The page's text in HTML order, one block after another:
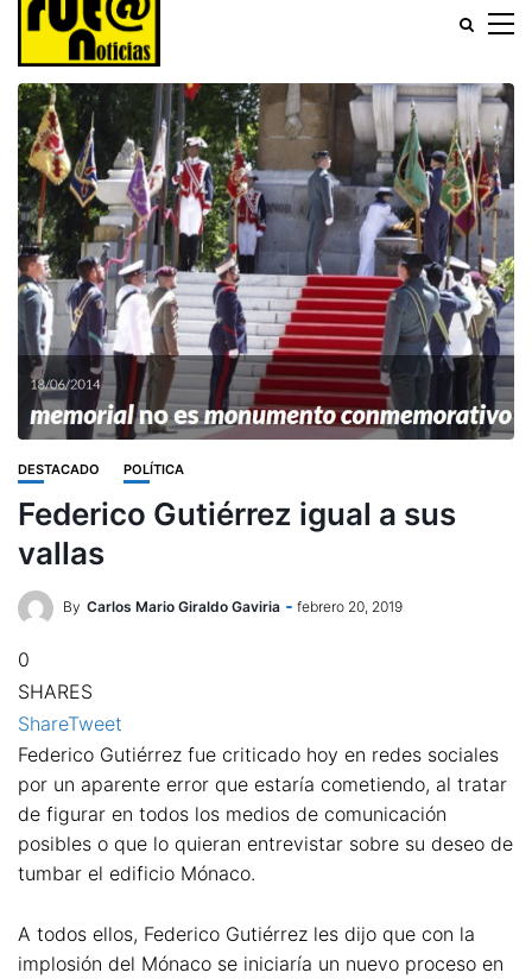
DESTACADO POLÍTICA
Federico Gutiérrez igual a sus
vallas
By Carlos Mario Giraldo Gaviria febrero 20, 2019
0
SHARES
ShareTweet
Federico Gutiérrez fue criticado hoy en redes sociales
por un aparente error que estaría cometiendo, al tratar
de figurar en todos los medios de comunicación
posibles o que lo quieran entrevistar sobre su deseo de
tumbar el edificio Mónaco.
A todos ellos, Federico Gutiérrez les dijo que con la
implosión del Mónaco se iniciaría un nuevo proceso en